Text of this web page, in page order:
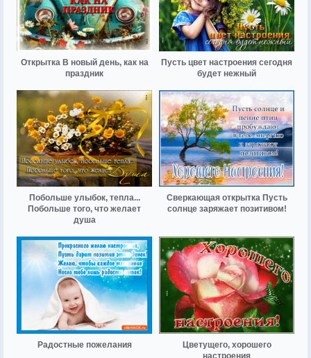
Открытка В новый день, как на
праздник
Пусть цвет настроения сегодня
будет нежный
Побольше улыбок, тепла...
Побольше того, что желает
душа
Сверкающая открытка Пусть
солнце заряжает позитивом!
Радостные пожелания
Цветущего, хорошего
настроения